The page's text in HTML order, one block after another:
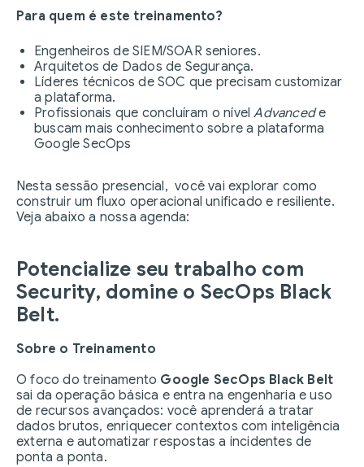
Para quem é este treinamento?
Engenheiros de SIEM/SOAR seniores.
Arquitetos de Dados de Segurança.
Líderes técnicos de SOC que precisam customizar
a plataforma.
Profissionais que concluíram o nívelAdvancede
buscam mais conhecimento sobre a plataforma
Google SecOps
Nesta sessão presencial, você vai explorar como
construir um fluxo operacional unificado e resiliente.
Veja abaixo a nossa agenda:
Potencialize seu trabalho com
Security, domine o SecOps Black
Belt.
Sobre o Treinamento
O foco do treinamento Google SecOps Black Belt
sai da operação básica e entra na engenharia e uso
de recursos avançados: você aprenderá a tratar
dados brutos, enriquecer contextos com inteligência
externa e automatizar respostas a incidentes de
ponta a ponta.